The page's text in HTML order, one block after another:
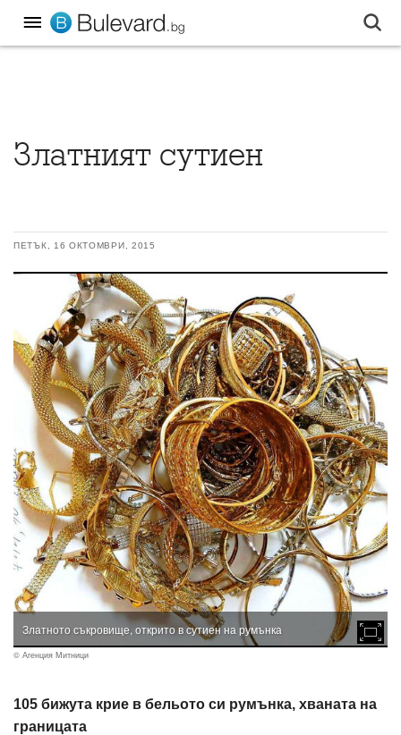
Златният сутиен
ПЕТЪК, 16 ОКТОМВРИ, 2015
Златното съкровище, открито в сутиен на румънка
© Агенция Митници
105 бижута крие в бельото си румънка, хваната на
границата